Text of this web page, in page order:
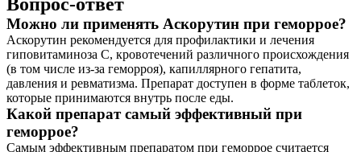
Можно ли применять Аскорутин при геморрое?
Аскорутин рекомендуется для профилактики и лечения
гиповитаминоза С, кровотечений различного происхождения
(в том числе из-за геморроя), капиллярного гепатита,
давления и ревматизма. Препарат доступен в форме таблеток,
которые принимаются внутрь после еды.
Какой препарат самый эффективный при
геморрое?
Самым эффективным препаратом при геморрое считается